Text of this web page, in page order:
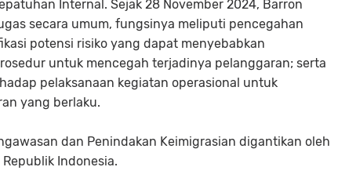
Internal. Sejak 28 November 2024, Barron
secara umum, fungsinya meliputi pencegahan
potensi risiko yang dapat menyebabkan
untuk mencegah terjadinya pelanggaran; serta
pelaksanaan kegiatan operasional untuk
yang berlaku.
dan Penindakan Keimigrasian digantikan oleh
Indonesia.